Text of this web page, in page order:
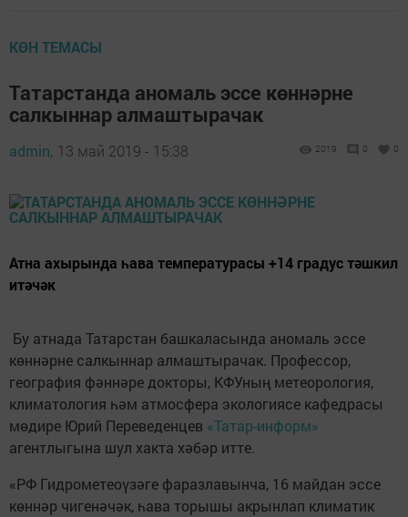
КӨН ТЕМАСЫ
Татарстанда аномаль эссе көннәрне
салкыннар алмаштырачак
admin, 13 май 2019 - 15:38 2019 0 0
Атна ахырында һава температурасы +14 градус тәшкил
итәчәк
Бу атнада Татарстан башкаласында аномаль эссе
көннәрне салкыннар алмаштырачак. Профессор,
география фәннәре докторы, КФУның метеорология,
климатология һәм атмосфера экологиясе кафедрасы
мөдире Юрий Переведенцев «Татар-информ»
агентлыгына шул хакта хәбәр итте.
«РФ Гидрометеоүзәге фаразлавынча, 16 майдан эссе
көннәр чигенәчәк, һава торышы акрынлап климатик